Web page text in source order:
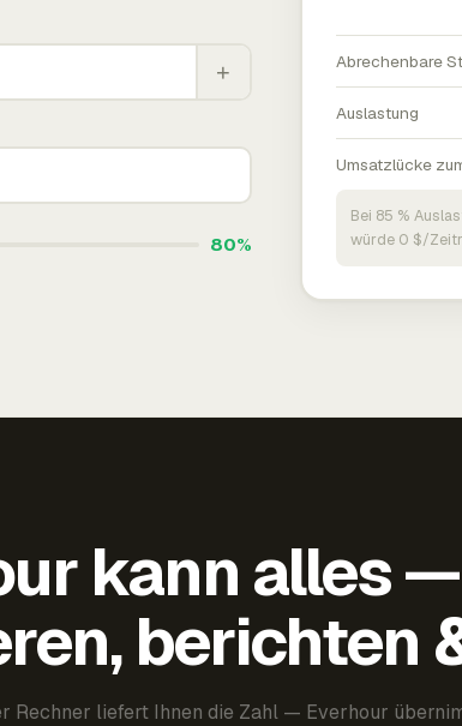
+
80%
Abrechenbare
Auslastung
Umsatzlücke
Bei 85 %
würde 0 $/
kann alles
berichten
Rechner liefert Ihnen die Zahl — Everhour